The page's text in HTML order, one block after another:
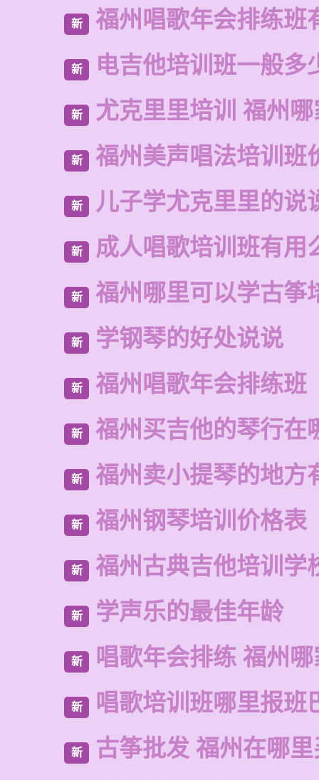
新 福州唱歌年会排练班
新 电吉他培训班一般多
新 尤克里里培训 福州
新 福州美声唱法培训班
新 儿子学尤克里里的说
新 成人唱歌培训班有用
新 福州哪里可以学古筝
新 学钢琴的好处说说
新 福州唱歌年会排练班
新 福州买吉他的琴行在
新 福州卖小提琴的地方
新 福州钢琴培训价格表
新 福州古典吉他培训学
新 学声乐的最佳年龄
新 唱歌年会排练 福州
新 唱歌培训班哪里报班
新 古筝批发 福州在哪